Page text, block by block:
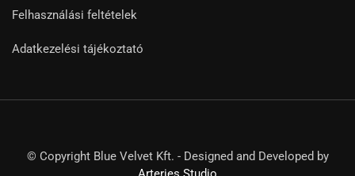
Felhasználási feltételek
Adatkezelési tájékoztató
© Copyright Blue Velvet Kft. - Designed and Developed by